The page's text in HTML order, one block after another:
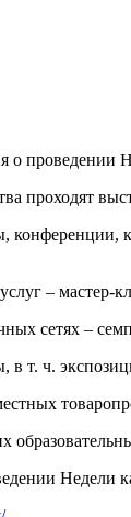
проведении
проходят
конференции,
– мастер-
сетях –
в т. ч.
Недели